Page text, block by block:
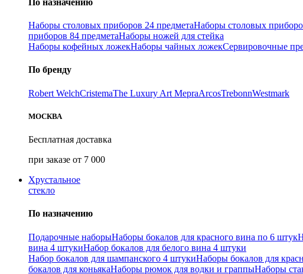
По назначению
Наборы столовых приборов 24 предметаНаборы столовых
приборов 84 предметаНаборы ножей для стейка
Наборы кофейных ложекНаборы чайных ложекСервировочные
По бренду
Robert WelchCristemaThe Luxury Art MepraArcosTrebonnWestmark
МОСКВА
Бесплатная доставка
при заказе от 7 000
Хрустальное
стекло
По назначению
Подарочные наборыНаборы бокалов для красного вина по 6 штук
вина 4 штукиНабор бокалов для белого вина 4 штуки
Набор бокалов для шампанского 4 штукиНаборы бокалов для
бокалов для коньякаНаборы рюмок для водки и граппыНаборы